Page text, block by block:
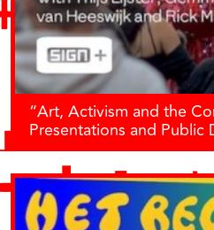
“Art, Activism and the
Presentations and Public
Communal Scale and